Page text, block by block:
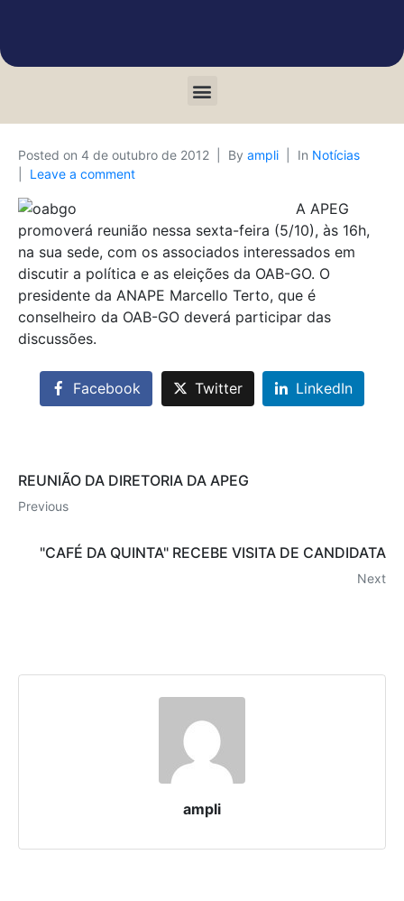
Posted on 4 de outubro de 2012 By ampli In Notícias
Leave a comment
A APEG
promoverá reunião nessa sexta-feira (5/10), às 16h,
na sua sede, com os associados interessados em
discutir a política e as eleições da OAB-GO. O
presidente da ANAPE Marcello Terto, que é
conselheiro da OAB-GO deverá participar das
discussões.
Facebook Twitter LinkedIn
REUNIÃO DA DIRETORIA DA APEG
Previous
"CAFÉ DA QUINTA" RECEBE VISITA DE CANDIDATA
Next
ampli